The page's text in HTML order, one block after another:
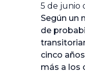
5 de junio
Según un
de
cinco
más a los